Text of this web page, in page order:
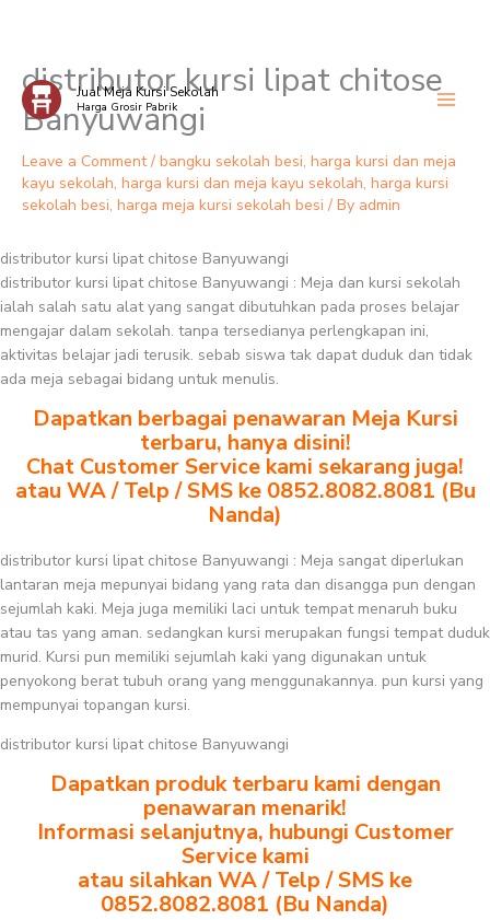
Skip
content
Jual Meja Kursi Sekolah
Harga Grosir Pabrik
distributor kursi lipat chitose
Banyuwangi
Leave a Comment / bangku sekolah besi, harga kursi dan meja
kayu sekolah, harga kursi dan meja kayu sekolah, harga kursi
sekolah besi, harga meja kursi sekolah besi / By admin
distributor kursi lipat chitose Banyuwangi
distributor kursi lipat chitose Banyuwangi : Meja dan kursi sekolah
ialah salah satu alat yang sangat dibutuhkan pada proses belajar
mengajar dalam sekolah. tanpa tersedianya perlengkapan ini,
aktivitas belajar jadi terusik. sebab siswa tak dapat duduk dan tidak
ada meja sebagai bidang untuk menulis.
Dapatkan berbagai penawaran Meja Kursi
terbaru, hanya disini!
Chat Customer Service kami sekarang juga!
atau WA / Telp / SMS ke 0852.8082.8081 (Bu
Nanda)
distributor kursi lipat chitose Banyuwangi : Meja sangat diperlukan
lantaran meja mepunyai bidang yang rata dan disangga pun dengan
sejumlah kaki. Meja juga memiliki laci untuk tempat menaruh buku
atau tas yang aman. sedangkan kursi merupakan fungsi tempat duduk
murid. Kursi pun memiliki sejumlah kaki yang digunakan untuk
penyokong berat tubuh orang yang menggunakannya. pun kursi yang
mempunyai topangan kursi.
distributor kursi lipat chitose Banyuwangi
Dapatkan produk terbaru kami dengan
penawaran menarik!
Informasi selanjutnya, hubungi Customer
Service kami
atau silahkan WA / Telp / SMS ke
0852.8082.8081 (Bu Nanda)